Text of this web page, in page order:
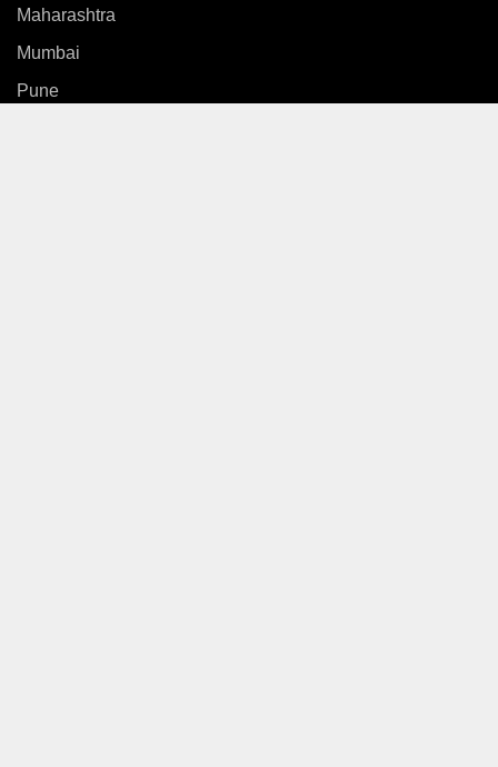
Maharashtra
Mumbai
Pune